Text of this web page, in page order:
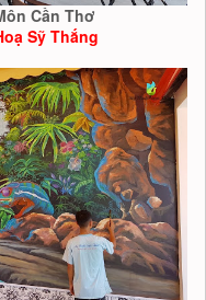
Cần Thơ
Sỹ Thắng